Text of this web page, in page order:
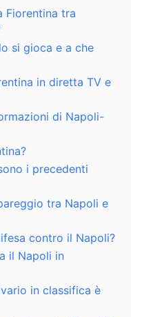
Fiorentina tra
si gioca e a che
in diretta TV e
di Napoli-
i precedenti
tra Napoli e
contro il Napoli?
il Napoli in
in classifica è